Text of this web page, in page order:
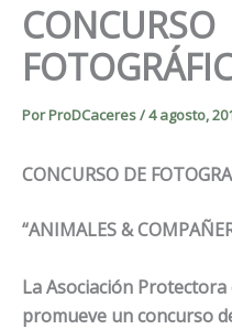
CONCURSO
PorProDCaceres/4 agosto,
CONCURSO DE
“ANIMALES &
La Asociación Protectora
promueve un concurso